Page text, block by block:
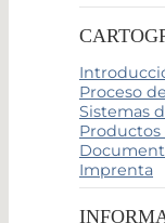
Proceso
Sistemas
Productos
Imprenta